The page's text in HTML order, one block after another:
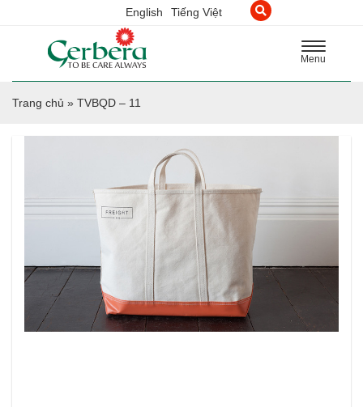
English Tiếng Việt
Toggle
navigation
Menu
Trang chủ » TVBQD – 11